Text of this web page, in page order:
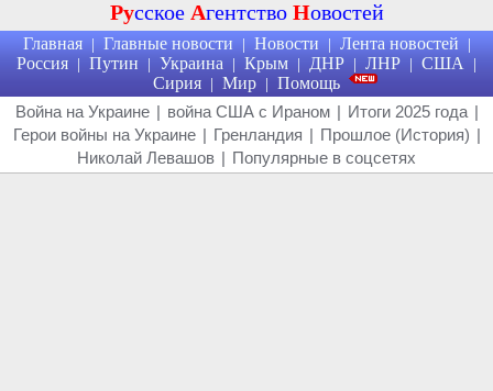
Русское Агентство Новостей
Главная | Главные новости | Новости | Лента новостей |
Россия | Путин | Украина | Крым | ДНР | ЛНР | США |
Сирия | Мир | Помощь
Война на Украине | война США с Ираном | Итоги 2025 года |
Герои войны на Украине | Гренландия | Прошлое (История) |
Николай Левашов | Популярные в соцсетях